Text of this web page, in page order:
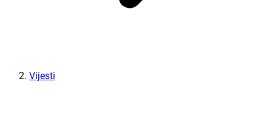
Vijesti